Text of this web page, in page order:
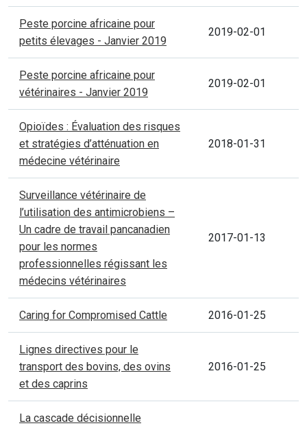
Peste porcine africaine pour
petits élevages - Janvier 2019
2019-02-01
Peste porcine africaine pour
vétérinaires - Janvier 2019
2019-02-01
Opioïdes : Évaluation des risques
et stratégies d’atténuation en
médecine vétérinaire
2018-01-31
Surveillance vétérinaire de
l’utilisation des antimicrobiens –
Un cadre de travail pancanadien
pour les normes
professionnelles régissant les
médecins vétérinaires
2017-01-13
Caring for Compromised Cattle 2016-01-25
Lignes directives pour le
transport des bovins, des ovins
et des caprins
2016-01-25
La cascade décisionnelle